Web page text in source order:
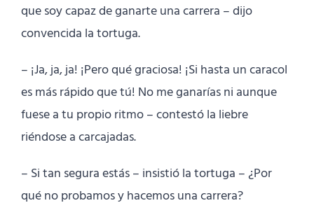
que soy capaz de ganarte una carrera – dijo
convencida la tortuga.
– ¡Ja, ja, ja! ¡Pero qué graciosa! ¡Si hasta un caracol
es más rápido que tú! No me ganarías ni aunque
fuese a tu propio ritmo – contestó la liebre
riéndose a carcajadas.
– Si tan segura estás – insistió la tortuga – ¿Por
qué no probamos y hacemos una carrera?